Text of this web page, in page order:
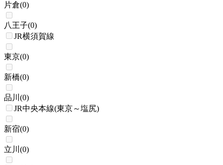
片倉(0)
八王子(0)
JR横須賀線
東京(0)
新橋(0)
品川 (0)
JR中央本線(東京～塩尻)
新宿(0)
立川 (0)